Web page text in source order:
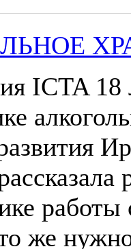
ICTA 18
работы
же